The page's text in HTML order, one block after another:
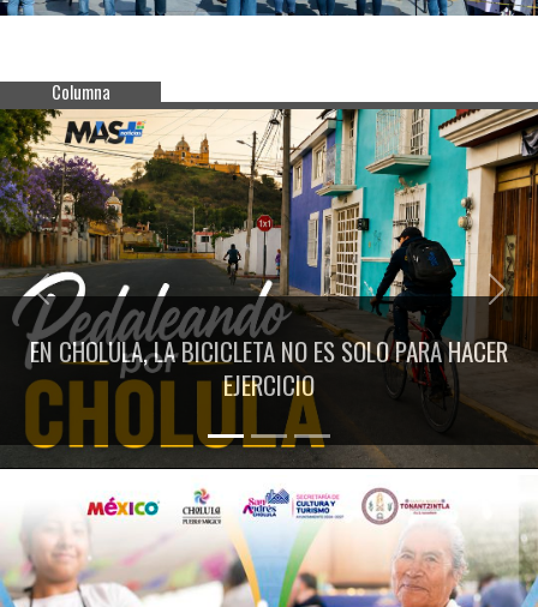
Columna
EN CHOLULA, LA BICICLETA NO ES SOLO PARA HACER
EJERCICIO
Previous Next